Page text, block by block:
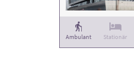
Ambulant Stationär